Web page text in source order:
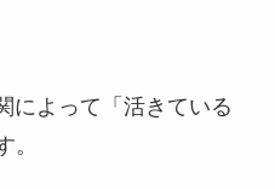
によって「活きている
。